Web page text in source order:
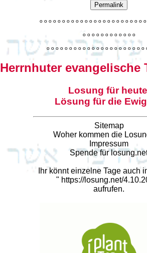
Permalink
o o o o o o o o o o o o o o o o o o o o o o o o
o o o o o o o o o o o o
o o o o o o o o o o o o o o o o o o o o o o
Herrnhuter evangelische
Losung für
Lösung für die
Sitemap
Woher kommen die
Impressum
Spende für
Ihr könnt einzelne Tage auch
" https://losung.net/
aufrufen.